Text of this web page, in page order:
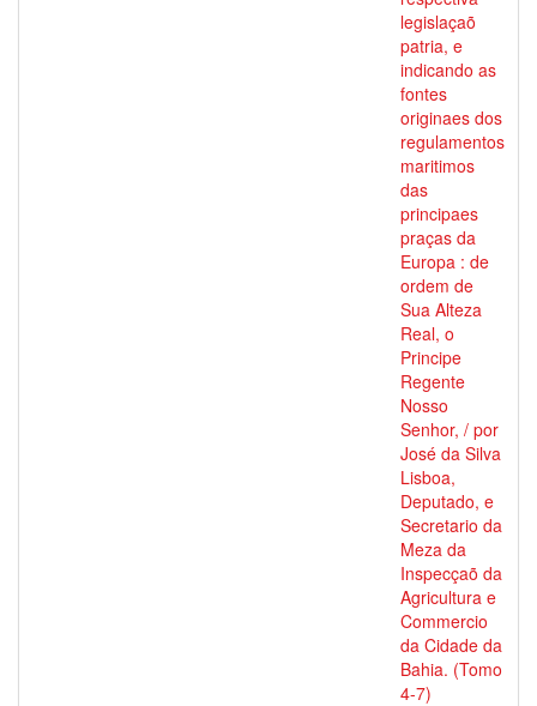
legislaçaõ
patria, e
indicando as
fontes
originaes dos
regulamentos
maritimos
das
principaes
praças da
Europa : de
ordem de
Sua Alteza
Real, o
Principe
Regente
Nosso
Senhor, / por
José da Silva
Lisboa,
Deputado, e
Secretario da
Meza da
Inspecçaõ da
Agricultura e
Commercio
da Cidade da
Bahia. (Tomo
4-7)